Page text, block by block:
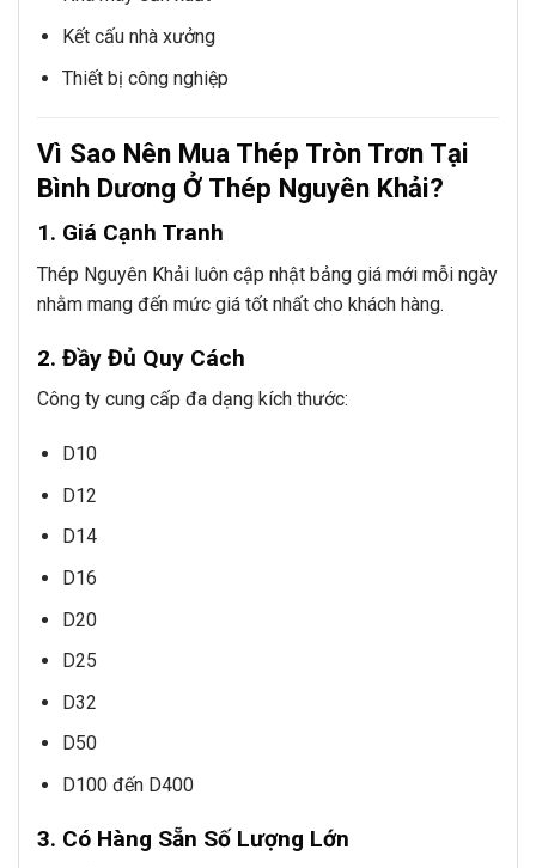
Kết cấu nhà xưởng
Thiết bị công nghiệp
Vì Sao Nên Mua Thép Tròn Trơn Tại
Bình Dương Ở Thép Nguyên Khải?
1. Giá Cạnh Tranh
Thép Nguyên Khải luôn cập nhật bảng giá mới mỗi ngày
nhằm mang đến mức giá tốt nhất cho khách hàng.
2. Đầy Đủ Quy Cách
Công ty cung cấp đa dạng kích thước:
D10
D12
D14
D16
D20
D25
D32
D50
D100 đến D400
3. Có Hàng Sẵn Số Lượng Lớn